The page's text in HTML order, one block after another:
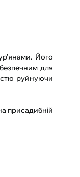
Його
для
руйнуючи
присадибній